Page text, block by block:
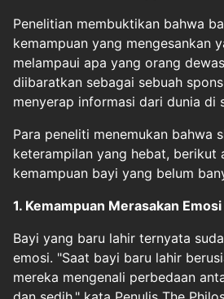
Penelitian membuktikan bahwa
kemampuan yang mengesankan
melampaui apa yang orang
diibaratkan sebagai sebuah
menyerap informasi dari dunia di
Para peneliti menemukan bahwa
keterampilan yang hebat, berikut
kemampuan bayi yang belum
1. Kemampuan Merasakan Emosi
Bayi yang baru lahir ternyata
emosi. "Saat bayi baru lahir
mereka mengenali perbedaan